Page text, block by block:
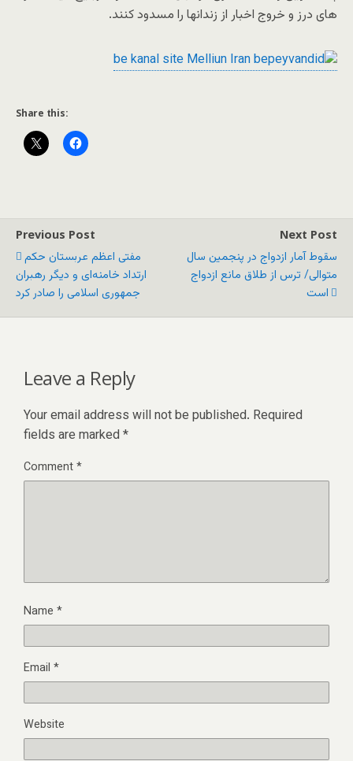
های درز و خروج اخبار از زندانها را مسدود کنند.
Share this:
Previous Post
مفتی اعظم عربستان حکم
ارتداد خامنه‌ای و دیگر رهبران
جمهوری اسلامی را صادر کرد
Next Post
سقوط آمار ازدواج در پنجمین سال
متوالی/ ترس از طلاق مانع ازدواج
است
Leave a Reply
Your email address will not be published. Required
fields are marked *
Comment*
Name *
Email *
Website